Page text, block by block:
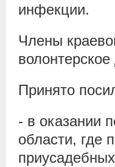
инфекции.
Члены
Принято
- в оказании
области, где